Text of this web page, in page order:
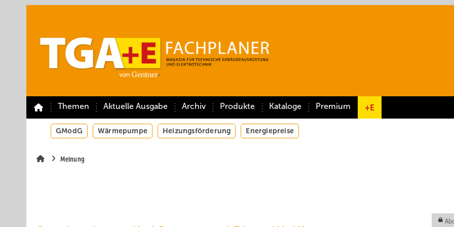
Themen Aktuelle Ausgabe Archiv Produkte Kataloge Premium +E
GModG Wärmepumpe Heizungsförderung Energiepreise
Meinung